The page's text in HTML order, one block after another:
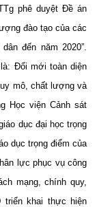
phê duyệt Đề án
đào tạo của các
đến năm 2020”.
Đổi mới toàn diện
mô, chất lượng và
Học viện Cảnh sát
dục đại học trọng
dục trọng điểm của
lực phục vụ công
mạng, chính quy,
triển khai thực hiện